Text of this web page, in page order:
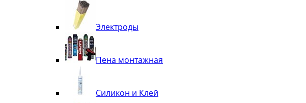
Электроды
Пена монтажная
Силикон и Клей